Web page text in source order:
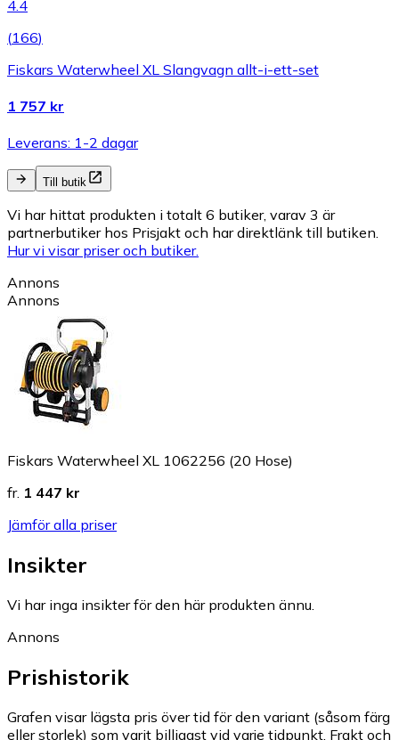
4.4
(166)
Fiskars Waterwheel XL Slangvagn allt-i-ett-set
1 757 kr
Leverans: 1-2 dagar
Till butik
Vi har hittat produkten i totalt 6 butiker, varav 3 är
partnerbutiker hos Prisjakt och har direktlänk till butiken.
Hur vi visar priser och butiker.
Annons
Annons
Fiskars Waterwheel XL 1062256 (20 Hose)
fr. 1 447 kr
Jämför alla priser
Insikter
Vi har inga insikter för den här produkten ännu.
Annons
Prishistorik
Grafen visar lägsta pris över tid för den variant (såsom färg
eller storlek) som varit billigast vid varje tidpunkt. Frakt och